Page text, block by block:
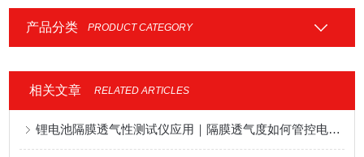
产品分类 PRODUCT CATEGORY
相关文章 RELATED ARTICLES
锂电池隔膜透气性测试仪应用｜隔膜透气度如何管控电芯安全